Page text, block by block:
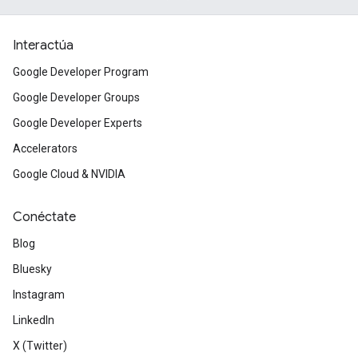
Interactúa
Google Developer Program
Google Developer Groups
Google Developer Experts
Accelerators
Google Cloud & NVIDIA
Conéctate
Blog
Bluesky
Instagram
LinkedIn
X (Twitter)